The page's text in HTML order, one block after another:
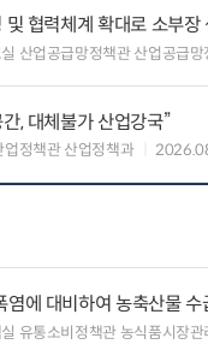
협력체계 확대로 소부장
산업공급망정책관 산업공급망
, 대체불가 산업강국”
정책관 산업정책과
염에 대비하여 농축산물
유통소비정책관 농식품시장관